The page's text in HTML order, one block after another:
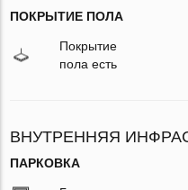
ПОКРЫТИЕ ПОЛА
Покрытие
пола есть
ВНУТРЕННЯЯ
ПАРКОВКА